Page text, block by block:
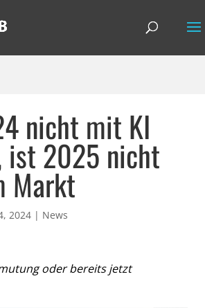
nicht mit KI
ist 2025 nicht
Markt
2024 | News
oder bereits jetzt